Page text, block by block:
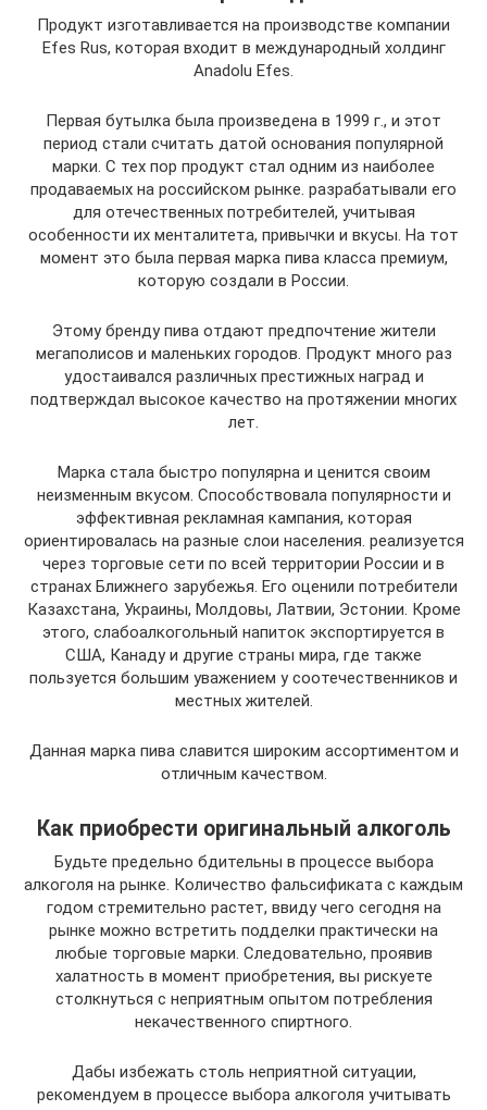
Продукт изготавливается на производстве компании
Efes Rus, которая входит в международный холдинг
Anadolu Efes.
Первая бутылка была произведена в 1999 г., и этот
период стали считать датой основания популярной
марки. С тех пор продукт стал одним из наиболее
продаваемых на российском рынке. разрабатывали его
для отечественных потребителей, учитывая
особенности их менталитета, привычки и вкусы. На тот
момент это была первая марка пива класса премиум,
которую создали в России.
Этому бренду пива отдают предпочтение жители
мегаполисов и маленьких городов. Продукт много раз
удостаивался различных престижных наград и
подтверждал высокое качество на протяжении многих
лет.
Марка стала быстро популярна и ценится своим
неизменным вкусом. Способствовала популярности и
эффективная рекламная кампания, которая
ориентировалась на разные слои населения. реализуется
через торговые сети по всей территории России и в
странах Ближнего зарубежья. Его оценили потребители
Казахстана, Украины, Молдовы, Латвии, Эстонии. Кроме
этого, слабоалкогольный напиток экспортируется в
США, Канаду и другие страны мира, где также
пользуется большим уважением у соотечественников и
местных жителей.
Данная марка пива славится широким ассортиментом и
отличным качеством.
Как приобрести оригинальный алкоголь
Будьте предельно бдительны в процессе выбора
алкоголя на рынке. Количество фальсификата с каждым
годом стремительно растет, ввиду чего сегодня на
рынке можно встретить подделки практически на
любые торговые марки. Следовательно, проявив
халатность в момент приобретения, вы рискуете
столкнуться с неприятным опытом потребления
некачественного спиртного.
Дабы избежать столь неприятной ситуации,
рекомендуем в процессе выбора алкоголя учитывать